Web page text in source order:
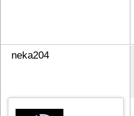
neka204